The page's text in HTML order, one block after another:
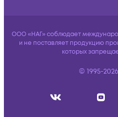
ООО «НАГ» соблюдает
и не поставляет продукцию
которых
© 1995-